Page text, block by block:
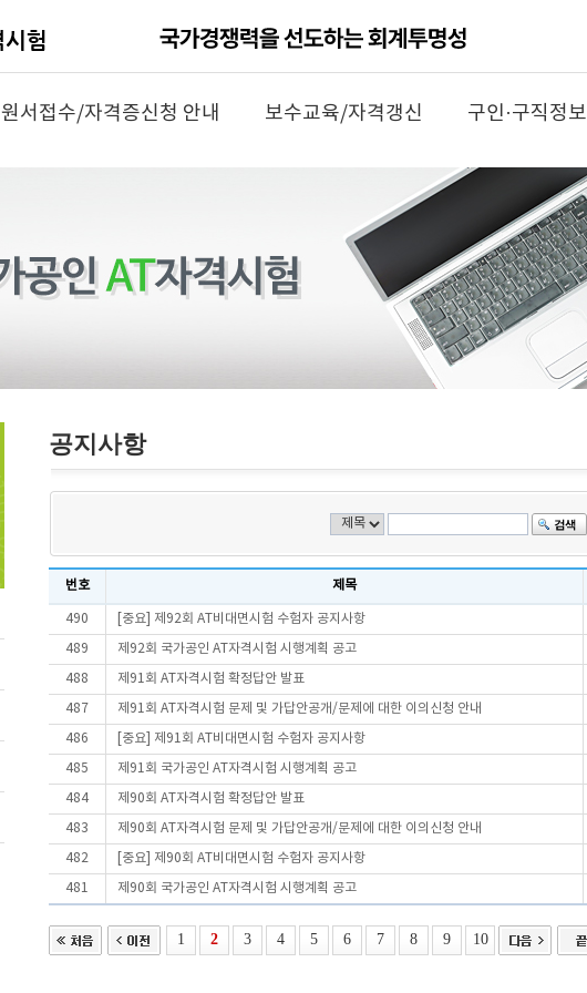
원서접수/자격증신청 안내 보수교육/자격갱신 구인·구직정보
공지사항
번호 제목
490 [중요] 제92회 AT비대면시험 수험자 공지사항
489 제92회 국가공인 AT자격시험 시행계획 공고
488 제91회 AT자격시험 확정답안 발표
487 제91회 AT자격시험 문제 및 가답안공개/문제에 대한 이의신청 안내
486 [중요] 제91회 AT비대면시험 수험자 공지사항
485 제91회 국가공인 AT자격시험 시행계획 공고
484 제90회 AT자격시험 확정답안 발표
483 제90회 AT자격시험 문제 및 가답안공개/문제에 대한 이의신청 안내
482 [중요] 제90회 AT비대면시험 수험자 공지사항
481 제90회 국가공인 AT자격시험 시행계획 공고
1 2 3 4 5 6 7 8 9 10